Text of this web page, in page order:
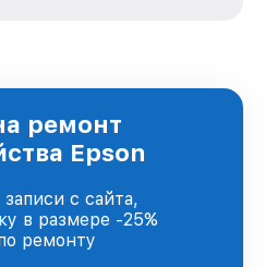
повышая уровень
наших клиентов.
ремонт
Epson
с сайта,
в размере -25%
ремонту